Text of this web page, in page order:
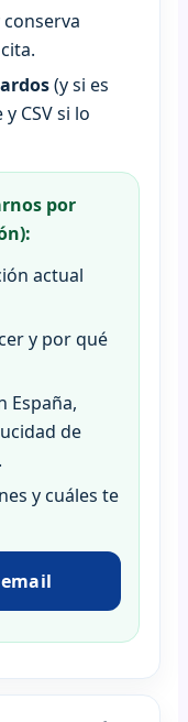
conserva
(y si es
CSV si lo
por
actual
y por qué
España,
de
y cuáles te